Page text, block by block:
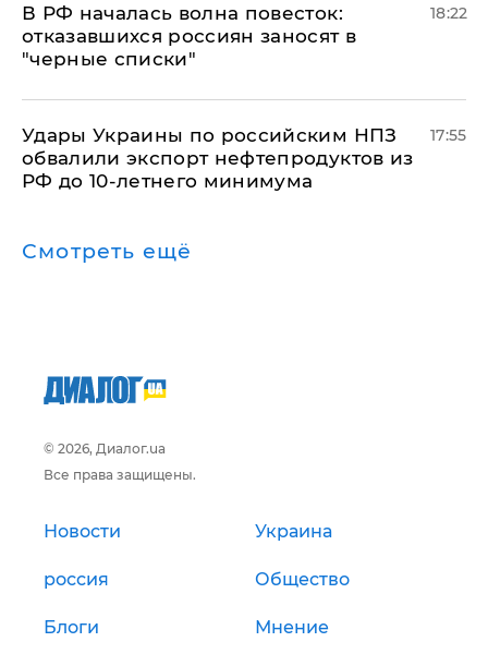
​В РФ началась волна повесток:
отказавшихся россиян заносят в
"черные списки"
18:22
Удары Украины по российским НПЗ
обвалили экспорт нефтепродуктов из
РФ до 10-летнего минимума
17:55
Смотреть ещё
© 2026, Диалог.ua
Все права защищены.
Новости Украина
россия Общество
Блоги Мнение